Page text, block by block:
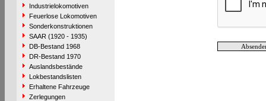
Industrielokomotiven
Feuerlose Lokomotiven
Sonderkonstruktionen
SAAR (1920 - 1935)
DB-Bestand 1968
DR-Bestand 1970
Auslandsbestände
Lokbestandslisten
Erhaltene Fahrzeuge
Zerlegungen